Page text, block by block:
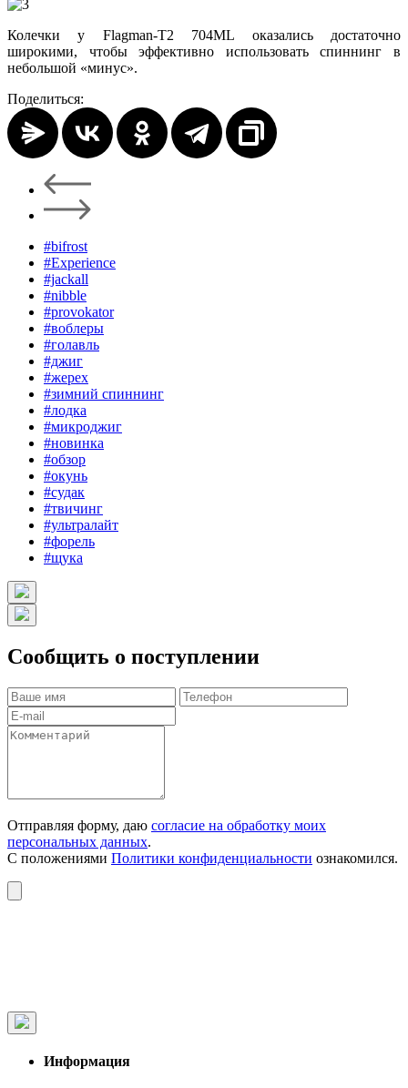
Колечки у Flagman-T2 704ML оказались достаточно
широкими, чтобы эффективно использовать спиннинг в
небольшой «минус».
Поделиться:
#bifrost
#Experience
#jackall
#nibble
#provokator
#воблеры
#голавль
#джиг
#жерех
#зимний спиннинг
#лодка
#микроджиг
#новинка
#обзор
#окунь
#судак
#твичинг
#ультралайт
#форель
#щука
Сообщить о поступлении
Отправляя форму, даю согласие на обработку моих
персональных данных.
С положениями Политики конфиденциальности ознакомился.
Информация